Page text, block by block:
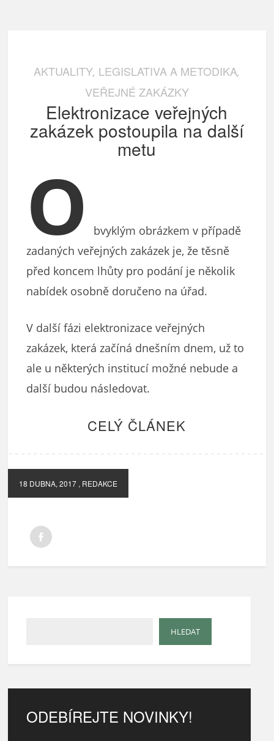
AKTUALITY, LEGISLATIVA A METODIKA,
VEŘEJNÉ ZAKÁZKY
Elektronizace veřejných
zakázek postoupila na další
metu
O
bvyklým obrázkem v případě
zadaných veřejných zakázek je, že těsně
před koncem lhůty pro podání je několik
nabídek osobně doručeno na úřad.
V další fázi elektronizace veřejných
zakázek, která začíná dnešním dnem, už to
ale u některých institucí možné nebude a
další budou následovat.
CELÝ ČLÁNEK
18 DUBNA, 2017 , REDAKCE
ODEBÍREJTE NOVINKY!